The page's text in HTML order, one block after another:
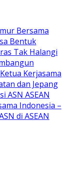
Bersama
Bentuk
Tak Halangi
Kerjasama
dan Jepang
ASN ASEAN
Indonesia –
di ASEAN